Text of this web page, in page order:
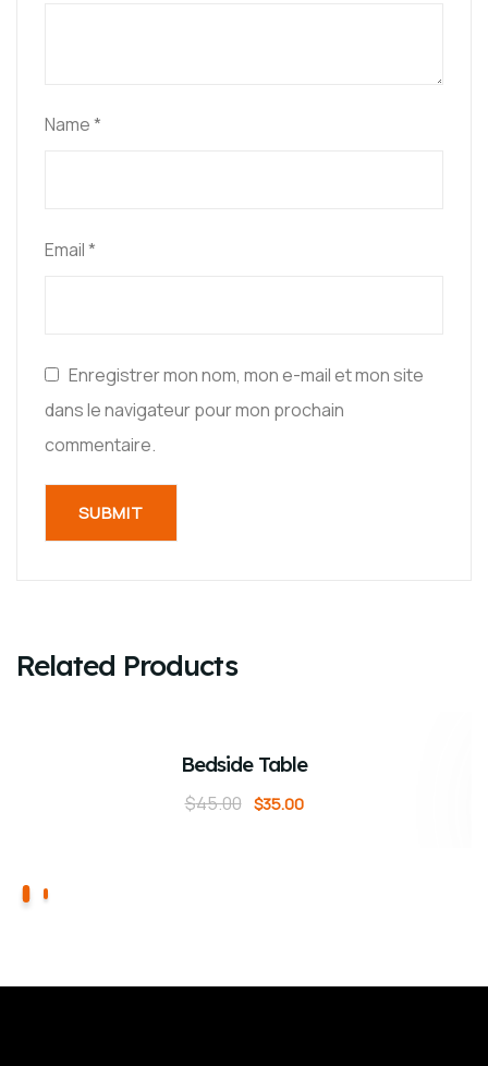
Name*
Email*
Enregistrer mon nom, mon e-mail et mon site
dans le navigateur pour mon prochain
commentaire.
Related Products
Bedside Table
$45.00 $35.00